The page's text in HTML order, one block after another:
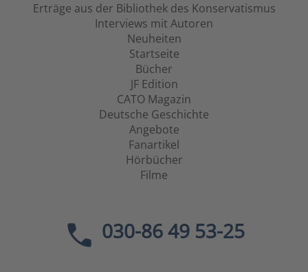
Erträge aus der Bibliothek des Konservatismus
Interviews mit Autoren
Neuheiten
Startseite
Bücher
JF Edition
CATO Magazin
Deutsche Geschichte
Angebote
Fanartikel
Hörbücher
Filme
030-86 49 53-25